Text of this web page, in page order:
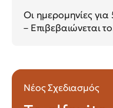
Οι ημερομηνίες
– Επιβεβαιώνεται
Νέος Σχεδιασμός